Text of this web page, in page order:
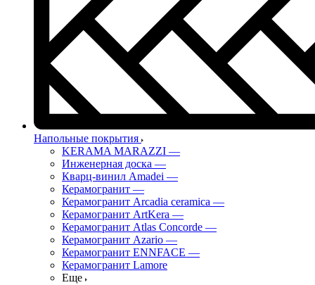
Напольные покрытия
KERAMA MARAZZI —
Инженерная доска —
Кварц-винил Amadei —
Керамогранит —
Керамогранит Arcadia ceramica —
Керамогранит ArtKera —
Керамогранит Atlas Concorde —
Керамогранит Azario —
Керамогранит ENNFACE —
Керамогранит Lamore
Еще